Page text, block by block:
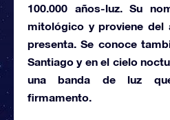
100.000 años-luz. Su
mitológico y proviene del
presenta. Se conoce
Santiago y en el cielo
una banda de luz
firmamento.